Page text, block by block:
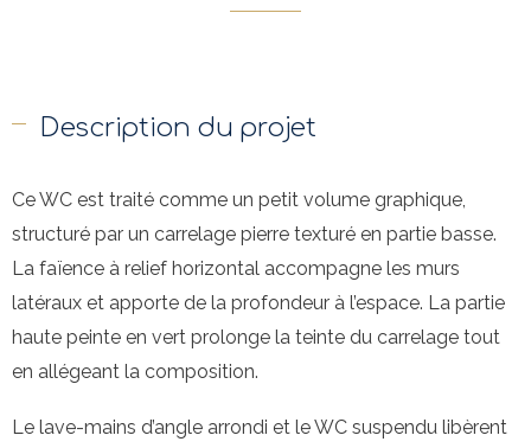
Description du projet
Ce WC est traité comme un petit volume graphique,
structuré par un carrelage pierre texturé en partie basse.
La faïence à relief horizontal accompagne les murs
latéraux et apporte de la profondeur à l’espace. La partie
haute peinte en vert prolonge la teinte du carrelage tout
en allégeant la composition.
Le lave-mains d’angle arrondi et le WC suspendu libèrent